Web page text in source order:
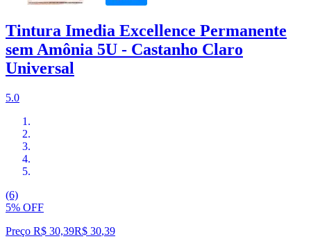
Tintura Imedia Excellence Permanente
sem Amônia 5U - Castanho Claro
Universal
5.0
(6)
5% OFF
Preço R$ 30,39R$ 30,39